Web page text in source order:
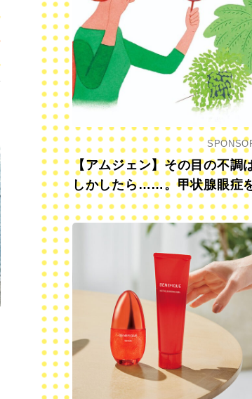
【アムジェン】その目の不調
しかしたら……。甲状腺眼症
っていますか？